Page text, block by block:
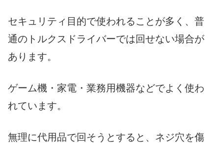
セキュリティ目的で使われることが多く、普
通のトルクスドライバーでは回せない場合が
あります。
ゲーム機・家電・業務用機器などでよく使わ
れています。
無理に代用品で回そうとすると、ネジ穴を傷